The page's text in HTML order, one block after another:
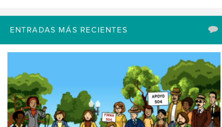
ENTRADAS MÁS RECIENTES